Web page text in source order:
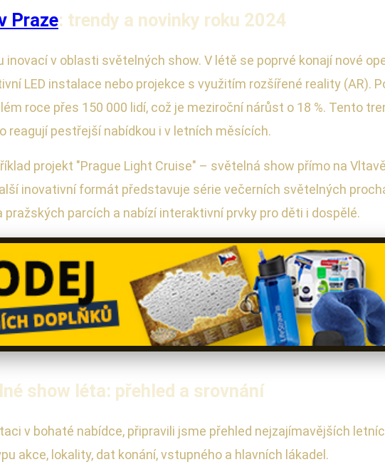
Praze: trendy a novinky roku 2024
inovací v oblasti světelných show. V létě se poprvé konají nové
LED instalace nebo projekce s využitím rozšířené reality (AR).
roce přes 150 000 lidí, což je meziroční nárůst o 18 %. Tento
reagují pestřejší nabídkou i v letních měsících.
projekt "Prague Light Cruise" – světelná show přímo na
inovativní formát představuje série večerních světelných
parcích a nabízí interaktivní prvky pro děti i dospělé.
show léta: přehled a srovnání
v bohaté nabídce, připravili jsme přehled nejzajímavějších
akce, lokality, dat konání, vstupného a hlavních lákadel.